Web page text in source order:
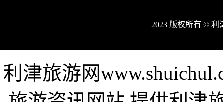
2023 版权所有 ©
利津旅游网